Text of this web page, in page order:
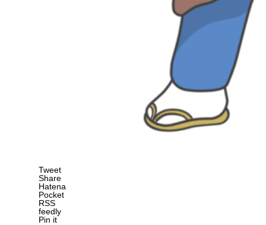
Tweet
Share
Hatena
Pocket
RSS
feedly
Pin it